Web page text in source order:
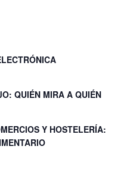
QUIÉN MIRA A QUIÉN
Y HOSTELERÍA: